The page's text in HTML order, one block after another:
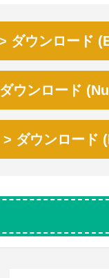
ダウンロード
ダウンロード
ダウンロード